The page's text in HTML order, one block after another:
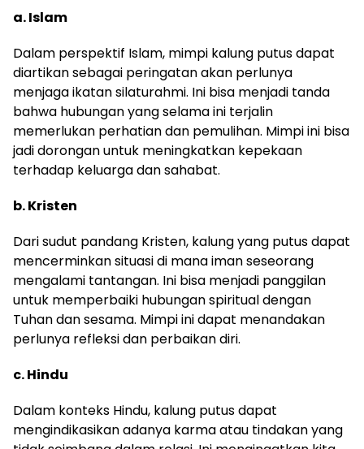
a. Islam
Dalam perspektif Islam, mimpi kalung putus dapat
diartikan sebagai peringatan akan perlunya
menjaga ikatan silaturahmi. Ini bisa menjadi tanda
bahwa hubungan yang selama ini terjalin
memerlukan perhatian dan pemulihan. Mimpi ini bisa
jadi dorongan untuk meningkatkan kepekaan
terhadap keluarga dan sahabat.
b. Kristen
Dari sudut pandang Kristen, kalung yang putus dapat
mencerminkan situasi di mana iman seseorang
mengalami tantangan. Ini bisa menjadi panggilan
untuk memperbaiki hubungan spiritual dengan
Tuhan dan sesama. Mimpi ini dapat menandakan
perlunya refleksi dan perbaikan diri.
c. Hindu
Dalam konteks Hindu, kalung putus dapat
mengindikasikan adanya karma atau tindakan yang